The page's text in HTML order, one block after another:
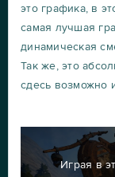
это графика, в
самая лучшая
динамическая
Так же, это
сдесь возможно
Играя в